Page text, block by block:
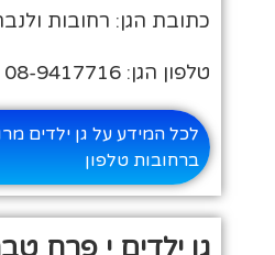
כתובת הגן: רחובות ולנברג
טלפון הגן: 08-9417716
לכל המידע על גן ילדים
ברחובות טלפון
גן ילדים י פרח